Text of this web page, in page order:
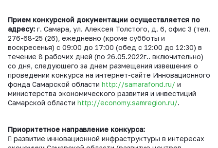
Прием конкурсной документации осуществляется по
адресу: г. Самара, ул. Алексея Толстого, д. 6, офис 3 (тел.
276-68-25 (26), ежедневно (кроме субботы и
воскресенья) с 09:00 до 17:00 (обед с 12:00 до 12:30) в
течение 8 рабочих дней (по 26.05.2022г.. включительно)
со дня, следующего за днем размещения извещения о
проведении конкурса на интернет-сайте Инновационного
фонда Самарской области http://samarafond.ru/ и
министерства экономического развития и инвестиций
Самарской области http://economy.samregion.ru/.
Приоритетное направление конкурса:
 развитие инновационной инфраструктуры в интересах